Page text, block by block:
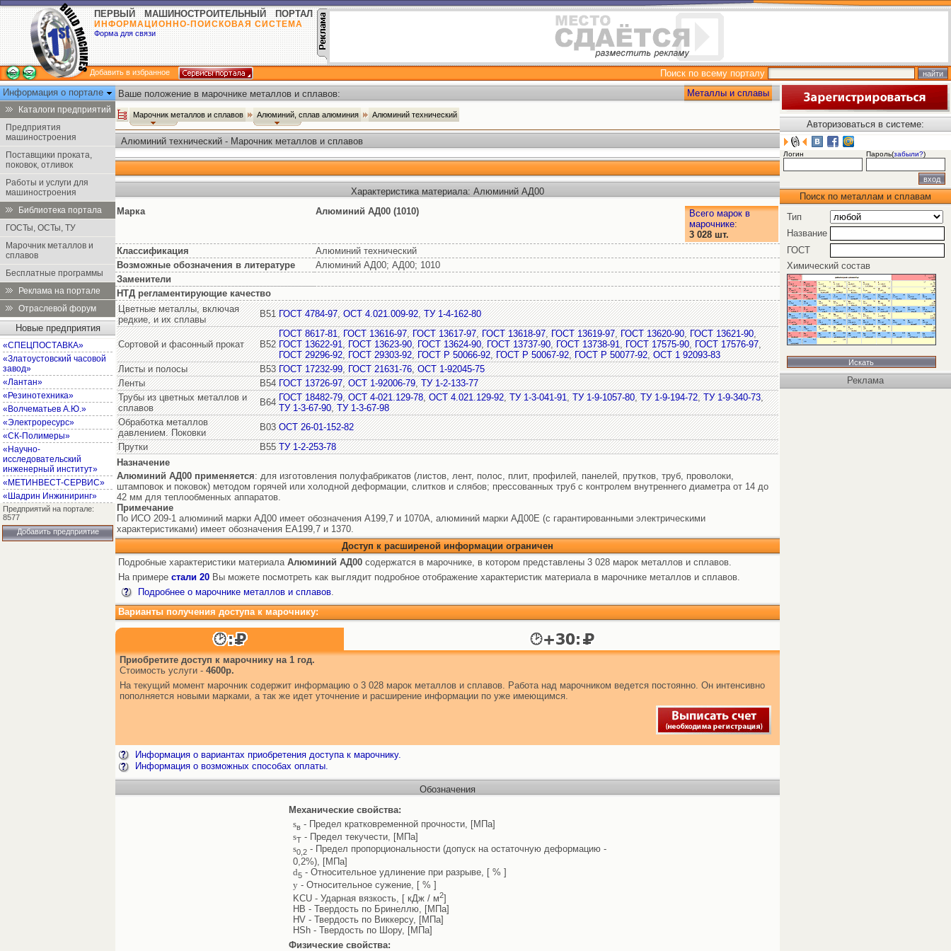
ПЕРВЫЙ МАШИНОСТРОИТЕЛЬНЫЙ ПОРТАЛ
ИНФОРМАЦИОННО-ПОИСКОВАЯ СИСТЕМА
Форма для связи
Добавить в избранное
Поиск по всему порталу
Информация о портале
Каталоги предприятий
Предприятия
машиностроения
Поставщики проката,
поковок, отливок
Работы и услуги для
машиностроения
Библиотека портала
ГОСТы, ОСТы, ТУ
Марочник металлов и
сплавов
Бесплатные программы
Реклама на портале
Отраслевой форум
Новые предприятия
«СПЕЦПОСТАВКА»
«Златоустовский часовой
завод»
«Лантан»
«Резинотехника»
«Волчематьев А.Ю.»
«Электроресурс»
«СК-Полимеры»
«Научно-
исследовательский
инженерный институт»
«МЕТИНВЕСТ-СЕРВИС»
«Шадрин Инжиниринг»
Предприятий на портале:
8577
Добавить предприятие
Ваше положение в марочнике металлов и сплавов: Металлы и сплавы
Марочник металлов и сплавов Алюминий, сплав алюминия Алюминий технический
Алюминий технический - Марочник металлов и сплавов
Характеристика материала: Алюминий АД00
Марка
Алюминий АД00 (1010)
Всего марок в
марочнике:
3 028 шт.
Классификация
Алюминий технический
Возможные обозначения в литературе
Алюминий АД00; АД00; 1010
Заменители
НТД регламентирующие качество
Цветные металлы, включая
редкие, и их сплавы
В51 ГОСТ 4784-97,ОСТ 4.021.009-92,ТУ 1-4-162-80
Сортовой и фасонный прокат В52
ГОСТ 8617-81,ГОСТ 13616-97,ГОСТ 13617-97,ГОСТ 13618-97,ГОСТ 13619-97,ГОСТ 13620-90,ГОСТ 13621-90,
ГОСТ 13622-91,ГОСТ 13623-90,ГОСТ 13624-90,ГОСТ 13737-90,ГОСТ 13738-91,ГОСТ 17575-90,ГОСТ 17576-97,
ГОСТ 29296-92,ГОСТ 29303-92,ГОСТ Р 50066-92,ГОСТ Р 50067-92,ГОСТ Р 50077-92,ОСТ 1 92093-83
Листы и полосы
В53 ГОСТ 17232-99,ГОСТ 21631-76,ОСТ 1-92045-75
Ленты
В54 ГОСТ 13726-97,ОСТ 1-92006-79,ТУ 1-2-133-77
Трубы из цветных металлов и
сплавов
В64 ГОСТ 18482-79,ОСТ 4-021.129-78,ОСТ 4.021.129-92,ТУ 1-3-041-91,ТУ 1-9-1057-80,ТУ 1-9-194-72,ТУ 1-9-340-73,
ТУ 1-3-67-90,ТУ 1-3-67-98
Обработка металлов
давлением. Поковки
В03 ОСТ 26-01-152-82
Прутки
В55 ТУ 1-2-253-78
Назначение
Алюминий АД00 применяется: для изготовления полуфабрикатов (листов, лент, полос, плит, профилей, панелей, прутков, труб, проволоки,
штамповок и поковок) методом горячей или холодной деформации, слитков и слябов; прессованных труб с контролем внутреннего диаметра от 14 до
42 мм для теплообменных аппаратов.
Примечание
По ИСО 209-1 алюминий марки АД00 имеет обозначения А199,7 и 1070А, алюминий марки АД00Е (с гарантированными электрическими
характеристиками) имеет обозначения ЕА199,7 и 1370.
Доступ к расширеной информации ограничен
Подробные характеристики материала Алюминий АД00 содержатся в марочнике, в котором представлены 3 028 марок металлов и сплавов.
На примере стали 20 Вы можете посмотреть как выглядит подробное отображение характеристик материала в марочнике металлов и сплавов.
Подробнее о марочнике металлов и сплавов.
Варианты получения доступа к марочнику:
Приобретите доступ к марочнику на 1 год.
Стоимость услуги - 4600р.
На текущий момент марочник содержит информацию о 3 028 марок металлов и сплавов. Работа над марочником ведется постоянно. Он интенсивно
пополняется новыми марками, а так же идет уточнение и расширение информации по уже имеющимся.
Информация о вариантах приобретения доступа к марочнику.
Информация о возможных способах оплаты.
Обозначения
Механические свойства:
sв - Предел кратковременной прочности, [МПа]
sТ- Предел текучести, [МПа]
s0,2- Предел пропорциональности (допуск на остаточную деформацию -
0,2%), [МПа]
d5- Относительное удлинение при разрыве, [ % ]
y- Относительное сужение, [ % ]
KCU - Ударная вязкость, [ кДж / м2]
HB - Твердость по Бринеллю, [МПа]
HV - Твердость по Виккерсу, [МПа]
HSh - Твердость по Шору, [МПа]
Физические свойства:
Авторизоваться в системе:
Логин Пароль(забыли?)
Поиск по металлам и сплавам
Тип
Название
ГОСТ
Химический состав
Реклама